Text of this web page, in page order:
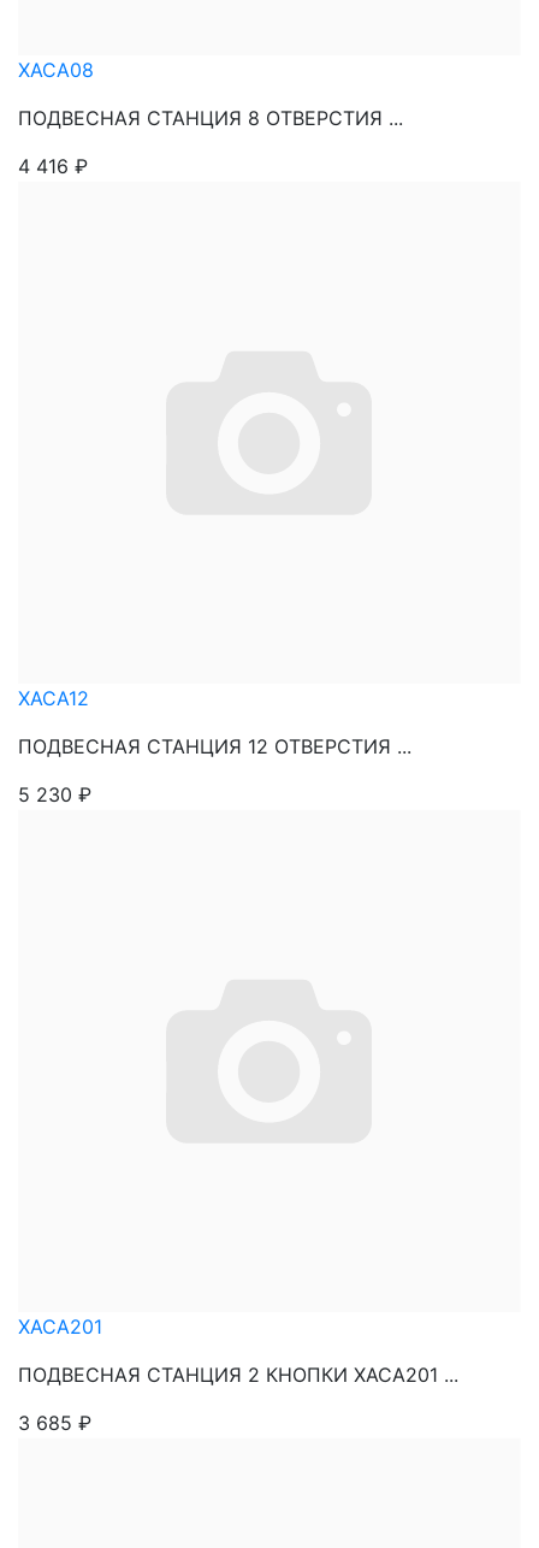
XACA08
ПОДВЕСНАЯ СТАНЦИЯ 8 ОТВЕРСТИЯ ...
4 416 ₽
XACA12
ПОДВЕСНАЯ СТАНЦИЯ 12 ОТВЕРСТИЯ ...
5 230 ₽
XACA201
ПОДВЕСНАЯ СТАНЦИЯ 2 КНОПКИ XACA201 ...
3 685 ₽